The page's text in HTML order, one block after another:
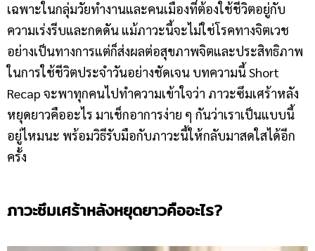
เฉพาะในกลุ่มวัยทำงานและคนเมืองที่ต้องใช้ชีวิตอยู่กับ
ความเร่งรีบและกดดัน แม้ภาวะนี้จะไม่ใช่โรคทางจิตเวช
อย่างเป็นทางการแต่ก็ส่งผลต่อสุขภาพจิตและประสิทธิภาพ
ในการใช้ชีวิตประจำวันอย่างชัดเจน บทความนี้ Short
Recap จะพาทุกคนไปทำความเข้าใจว่า ภาวะซึมเศร้าหลัง
หยุดยาวคืออะไร มาเช็กอาการง่าย ๆ กันว่าเราเป็นแบบนี้
อยู่ไหมนะ พร้อมวิธีรับมือกับภาวะนี้ให้กลับมาสดใสได้อีก
ครั้ง
ภาวะซึมเศร้าหลังหยุดยาวคืออะไร?